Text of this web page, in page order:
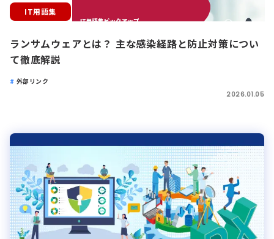
IT用語集
ランサムウェアとは？ 主な感染経路と防止対策につい
て徹底解説
外部リンク
2026.01.05